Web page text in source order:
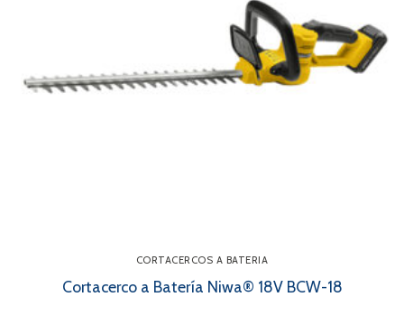
CORTACERCOS A BATERIA
Cortacerco a Batería Niwa® 18V BCW-18